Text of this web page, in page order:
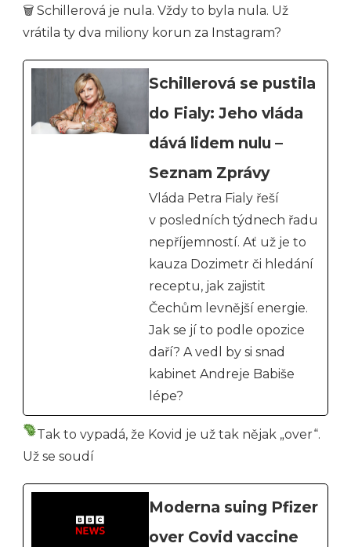
🗑 Schillerová je nula. Vždy to byla nula. Už
vrátila ty dva miliony korun za Instagram?
Schillerová se pustila
do Fialy: Jeho vláda
dává lidem nulu –
Seznam Zprávy
Vláda Petra Fialy řeší
v posledních týdnech řadu
nepříjemností. Ať už je to
kauza Dozimetr či hledání
receptu, jak zajistit
Čechům levnější energie.
Jak se jí to podle opozice
daří? A vedl by si snad
kabinet Andreje Babiše
lépe?
Tak to vypadá, že Kovid je už tak nějak „over“.
Už se soudí
Moderna suing Pfizer
over Covid vaccine